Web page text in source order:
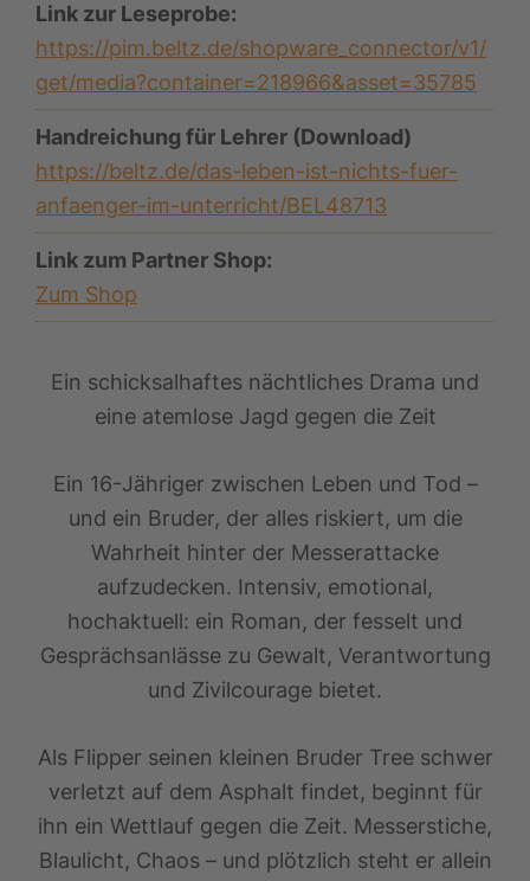
Link zur Leseprobe:
https://pim.beltz.de/shopware_connector/v1/
get/media?container=218966&asset=35785
Handreichung für Lehrer (Download)
https://beltz.de/das-leben-ist-nichts-fuer-
anfaenger-im-unterricht/BEL48713
Link zum Partner Shop:
Zum Shop
Ein schicksalhaftes nächtliches Drama und
eine atemlose Jagd gegen die Zeit
Ein 16-Jähriger zwischen Leben und Tod –
und ein Bruder, der alles riskiert, um die
Wahrheit hinter der Messerattacke
aufzudecken. Intensiv, emotional,
hochaktuell: ein Roman, der fesselt und
Gesprächsanlässe zu Gewalt, Verantwortung
und Zivilcourage bietet.
Als Flipper seinen kleinen Bruder Tree schwer
verletzt auf dem Asphalt findet, beginnt für
ihn ein Wettlauf gegen die Zeit. Messerstiche,
Blaulicht, Chaos – und plötzlich steht er allein